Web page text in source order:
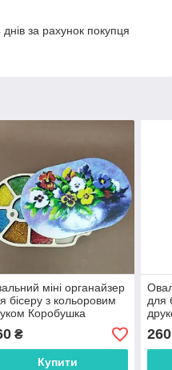
за рахунок покупця
міні органайзер
бісеру з кольоровим
Коробушка
₴
Купити
для
260